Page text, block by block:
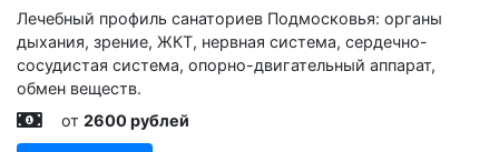
Лечебный профиль санаториев Подмосковья: органы
дыхания, зрение, ЖКТ, нервная система, сердечно-
сосудистая система, опорно-двигательный аппарат,
обмен веществ.
от 2600 рублей